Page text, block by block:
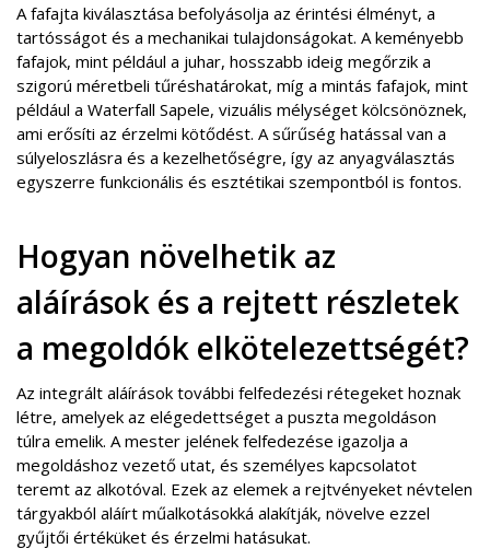
A fafajta kiválasztása befolyásolja az érintési élményt, a
tartósságot és a mechanikai tulajdonságokat. A keményebb
fafajok, mint például a juhar, hosszabb ideig megőrzik a
szigorú méretbeli tűréshatárokat, míg a mintás fafajok, mint
például a Waterfall Sapele, vizuális mélységet kölcsönöznek,
ami erősíti az érzelmi kötődést. A sűrűség hatással van a
súlyeloszlásra és a kezelhetőségre, így az anyagválasztás
egyszerre funkcionális és esztétikai szempontból is fontos.
Hogyan növelhetik az
aláírások és a rejtett részletek
a megoldók elkötelezettségét?
Az integrált aláírások további felfedezési rétegeket hoznak
létre, amelyek az elégedettséget a puszta megoldáson
túlra emelik. A mester jelének felfedezése igazolja a
megoldáshoz vezető utat, és személyes kapcsolatot
teremt az alkotóval. Ezek az elemek a rejtvényeket névtelen
tárgyakból aláírt műalkotásokká alakítják, növelve ezzel
gyűjtői értéküket és érzelmi hatásukat.